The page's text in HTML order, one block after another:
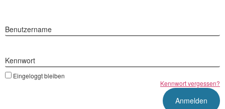
Benutzername
Kennwort
Eingeloggt bleiben
Kennwort vergessen?